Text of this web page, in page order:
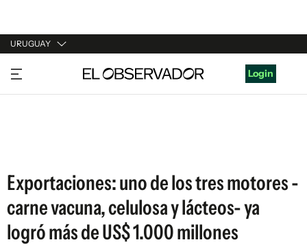
URUGUAY
URUGUAY
ARGENTINA
Login
Exportaciones: uno de los tres motores -
carne vacuna, celulosa y lácteos- ya
logró más de US$ 1.000 millones